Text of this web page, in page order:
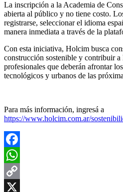
La inscripción a la Academia de
abierta al público y no tiene costo.
registrarse, seleccionar el idioma
manera inmediata a través de la
Con esta iniciativa, Holcim busca
construcción sostenible y contribuir
profesionales que deberán afrontar
tecnológicos y urbanos de las
Para más información, ingresá a
https://www.holcim.com.ar/
Facebook
WhatsApp
Copy